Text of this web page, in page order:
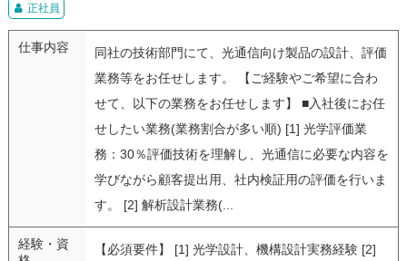
正社員
仕事内容
同社の技術部門にて、光通信向け製品の設計、評価
業務等をお任せします。 【ご経験やご希望に合わ
せて、以下の業務をお任せします】 ■入社後にお任
せしたい業務(業務割合が多い順) [1] 光学評価業
務：30％評価技術を理解し、光通信に必要な内容を
学びながら顧客提出用、社内検証用の評価を行いま
す。 [2] 解析設計業務(...
経験・資
【必須要件】 [1] 光学設計、機構設計実務経験 [2]